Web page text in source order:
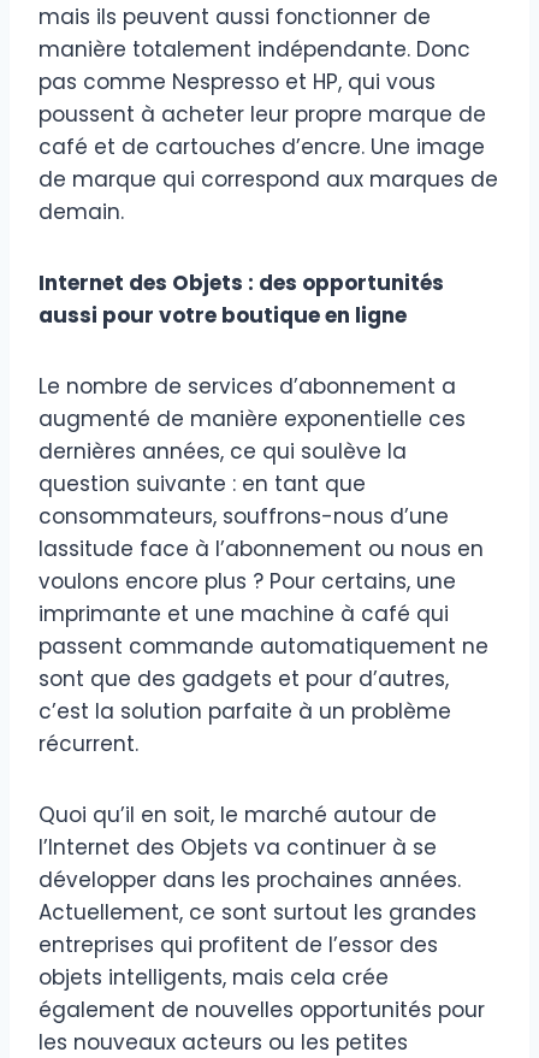
mais ils peuvent aussi fonctionner de
manière totalement indépendante. Donc
pas comme Nespresso et HP, qui vous
poussent à acheter leur propre marque de
café et de cartouches d’encre. Une image
de marque qui correspond aux marques de
demain.
Internet des Objets : des opportunités
aussi pour votre boutique en ligne
Le nombre de services d’abonnement a
augmenté de manière exponentielle ces
dernières années, ce qui soulève la
question suivante : en tant que
consommateurs, souffrons-nous d’une
lassitude face à l’abonnement ou nous en
voulons encore plus ? Pour certains, une
imprimante et une machine à café qui
passent commande automatiquement ne
sont que des gadgets et pour d’autres,
c’est la solution parfaite à un problème
récurrent.
Quoi qu’il en soit, le marché autour de
l’Internet des Objets va continuer à se
développer dans les prochaines années.
Actuellement, ce sont surtout les grandes
entreprises qui profitent de l’essor des
objets intelligents, mais cela crée
également de nouvelles opportunités pour
les nouveaux acteurs ou les petites